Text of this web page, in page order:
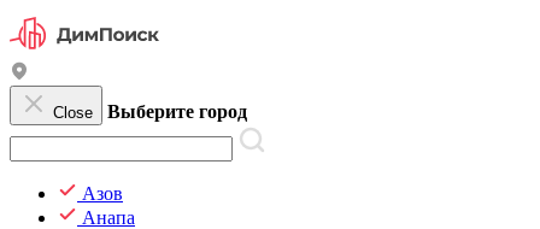
Close Выберите город
Азов
Анапа